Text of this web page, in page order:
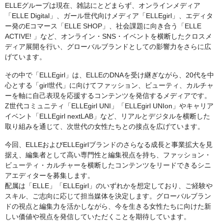
ELLEグループは現在、雑誌にとどまらず、オンラインメディア
「ELLE Digital」、ガール世代向けメディア「ELLEgirl」、エディタ
ー発のEコマース「ELLE SHOP」、社会課題に向き合う「ELLE
ACTIVE! 」など、オンライン・SNS・イベントを横断したクロスメ
ディア展開を行い、グローバルブランドとしての影響力をさらに広
げています。
その中で「ELLEgirl」は、ELLEのDNAを受け継ぎながら、20代を中
心とする「girl世代」に向けてファッション、ビューティ、カルチャ
ーを軸に自己表現を応援するコンテンツを発信するメディアです。
Z世代コミュニティ「ELLEgirl UNI」「ELLEgirl UNIon」やキャリア
イベント「ELLEgirl nextLAB」など、リアルとデジタルを横断した
取り組みを通じて、次世代の女性たちとの接点を広げています。
今回、ELLEおよびELLEgirlブランドのさらなる成長と事業拡大を見
据え、編集者として高い専門性と編集視点を持ち、ファッション・
ビューティ・カルチャーを横断したコンテンツをリードできるシニ
アエディターを募集します。
配属は「ELLE」「ELLEgirl」のいずれかを想定しており、ご経験や
スキル、ご志向に応じて担当媒体を決定します。グローバルブラン
ドの視点と編集力を活かしながら、今を生きる女性たちに向けた新
しい価値や視点を発信していただくことを期待しています。